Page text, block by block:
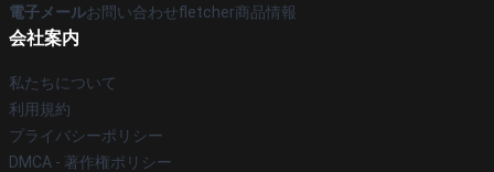
電子メールお問い合わせfletcher商品情報
会社案内
私たちについて
利用規約
プライバシーポリシー
DMCA - 著作権ポリシー